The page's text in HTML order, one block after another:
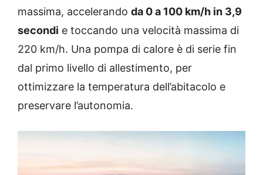
massima, accelerando da 0 a 100 km/h in 3,9
secondi e toccando una velocità massima di
220 km/h. Una pompa di calore è di serie fin
dal primo livello di allestimento, per
ottimizzare la temperatura dell’abitacolo e
preservare l’autonomia.